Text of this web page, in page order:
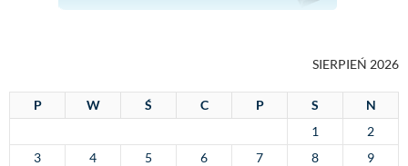
SIERPIEŃ 2026
P W Ś C P S
N
1
2
3
4 5 6 7 8
9